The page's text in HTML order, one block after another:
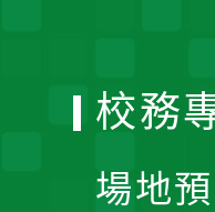
校務
場地